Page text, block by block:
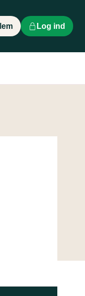
Log ind